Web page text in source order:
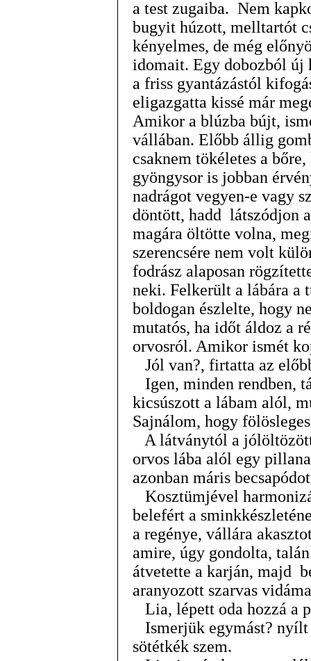
a test zugaiba. Nem
bugyit húzott, melltartót
kényelmes, de még
idomait. Egy dobozból új
a friss gyantázástól
eligazgatta kissé már
Amikor a blúzba bújt,
vállában. Előbb állig
csaknem tökéletes a
gyöngysor is jobban
nadrágot vegyen-e vagy
döntött, hadd látszódjon
magára öltötte volna,
szerencsére nem volt
fodrász alaposan
neki. Felkerült a lábára a
boldogan észlelte, hogy
mutatós, ha időt áldoz a
orvosról. Amikor ismét
Jól van?, firtatta az
Igen, minden rendben,
kicsúszott a lábam alól,
Sajnálom, hogy
A látványtól a
orvos lába alól egy
azonban máris
Kosztümjével
belefért a
a regénye, vállára
amire, úgy gondolta,
átvetette a karján, majd
aranyozott szarvas
Lia, lépett oda hozzá a
Ismerjük egymást?
sötétkék szem.